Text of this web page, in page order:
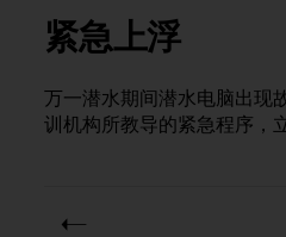
紧急上浮
万一潜水期间潜水电脑出现
训机构所教导的紧急程序，